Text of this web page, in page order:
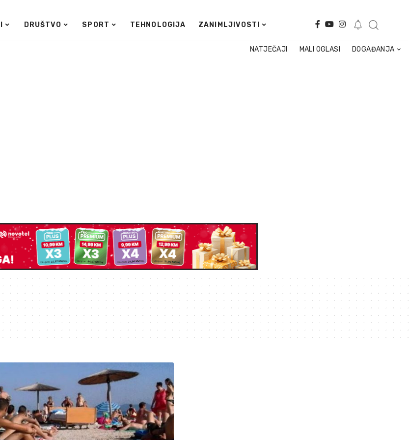
DRUŠTVO SPORT TEHNOLOGIJA ZANIMLJIVOSTI
NATJEČAJI MALI OGLASI DOGAĐANJA